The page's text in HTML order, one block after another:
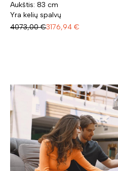
Aukštis: 83 cm
Yra kelių spalvų
4073,00 €3176,94 €